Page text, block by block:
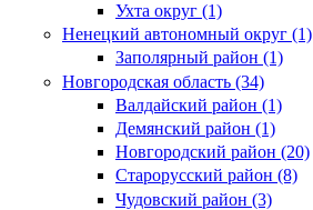
Ухта округ (1)
Ненецкий автономный округ (1)
Заполярный район (1)
Новгородская область (34)
Валдайский район (1)
Демянский район (1)
Новгородский район (20)
Старорусский район (8)
Чудовский район (3)